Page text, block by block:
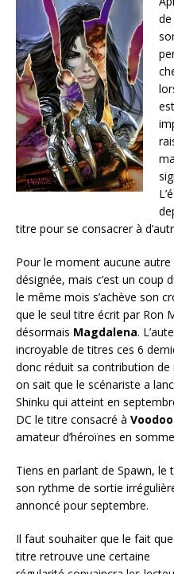
titre pour se consacrer à
Pour le moment aucune autre
désignée, mais c’est un coup
le même mois s’achève son
que le seul titre écrit par Ron
désormais Magdalena.
incroyable de titres ces 6
donc réduit sa contribution de
on sait que le scénariste a
Shinku qui atteint en
DC le titre consacré à
amateur d’héroïnes en
Tiens en parlant de Spawn,
son rythme de sortie
annoncé pour septembre.
Il faut souhaiter que le fait
titre retrouve une certaine